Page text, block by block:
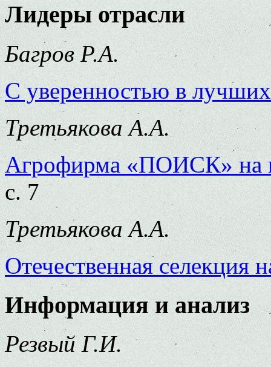
Лидеры отрасли
Багров Р.А.
С уверенностью в лучших
Третьякова А.А.
Агрофирма «ПОИСК» на
с. 7
Третьякова А.А.
Отечественная селекция
Информация и анализ
Резвый Г.И.